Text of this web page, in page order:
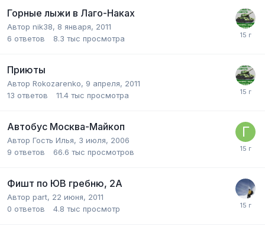
Горные лыжи в Лаго-Наках
Автор nik38, 8 января, 2011
6 ответов 8.3 тыс просмотра
Приюты
Автор Rokozarenko, 9 апреля, 2011
13 ответов 11.4 тыс просмотра
Автобус Москва-Майкоп
Автор Гость Илья, 3 июля, 2006
9 ответов 66.6 тыс просмотров
Фишт по ЮВ гребню, 2А
Автор part, 22 июня, 2011
0 ответов 4.8 тыс просмотр